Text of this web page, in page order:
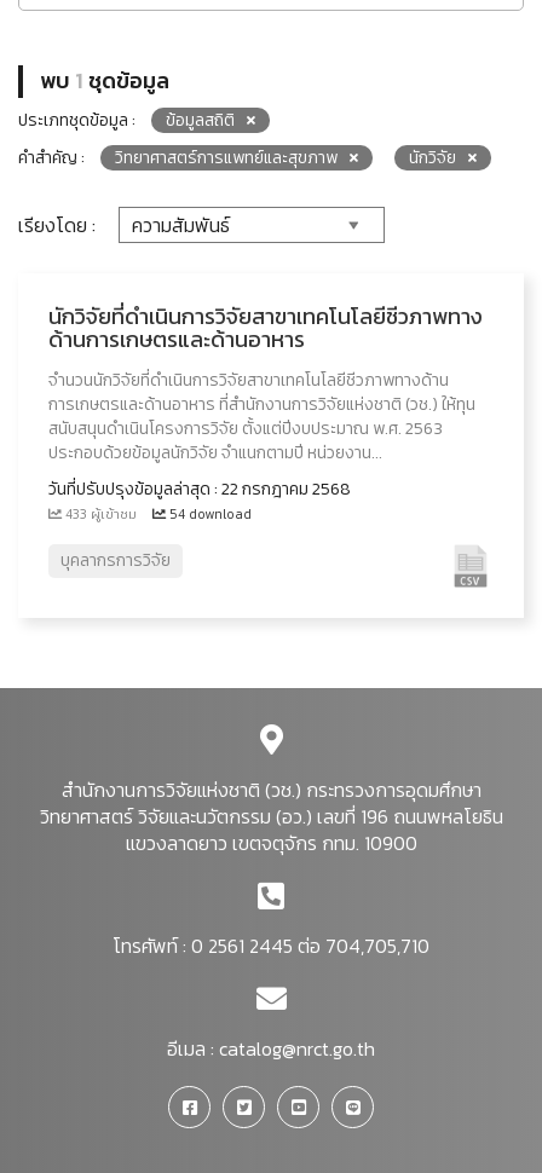
พบ 1ชุดข้อมูล
ประเภทชุดข้อมูล :
ข้อมูลสถิติ
คำสำคัญ :
วิทยาศาสตร์การแพทย์และสุขภาพ นักวิจัย
เรียงโดย :
นักวิจัยที่ดำเนินการวิจัยสาขาเทคโนโลยีชีวภาพทาง
ด้านการเกษตรและด้านอาหาร
จำนวนนักวิจัยที่ดำเนินการวิจัยสาขาเทคโนโลยีชีวภาพทางด้าน
การเกษตรและด้านอาหาร ที่สำนักงานการวิจัยแห่งชาติ (วช.) ให้ทุน
สนับสนุนดำเนินโครงการวิจัย ตั้งแต่ปีงบประมาณ พ.ศ. 2563
ประกอบด้วยข้อมูลนักวิจัย จำแนกตามปี หน่วยงาน...
วันที่ปรับปรุงข้อมูลล่าสุด : 22 กรกฎาคม 2568
433 ผู้เข้าชม 54 download
บุคลากรการวิจัย
สำนักงานการวิจัยแห่งชาติ (วช.) กระทรวงการอุดมศึกษา
วิทยาศาสตร์ วิจัยและนวัตกรรม (อว.) เลขที่ 196 ถนนพหลโยธิน
แขวงลาดยาว เขตจตุจักร กทม. 10900
โทรศัพท์ : 0 2561 2445 ต่อ 704,705,710
อีเมล : catalog@nrct.go.th